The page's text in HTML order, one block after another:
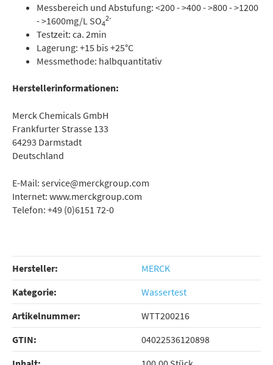
Messbereich und Abstufung: <200 - >400 - >800 - >1200
- >1600mg/L SO4
2-
Testzeit: ca. 2min
Lagerung: +15 bis +25°C
Messmethode: halbquantitativ
Herstellerinformationen:
Merck Chemicals GmbH
Frankfurter Strasse 133
64293 Darmstadt
Deutschland
E-Mail: service@merckgroup.com
Internet: www.merckgroup.com
Telefon: +49 (0)6151 72-0
Hersteller:
MERCK
Kategorie:
Wassertest
Artikelnummer:
WTT200216
GTIN:
04022536120898